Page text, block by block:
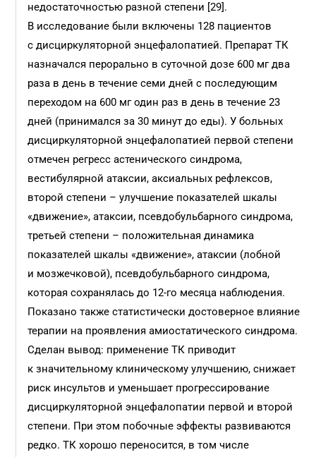
недостаточностью разной степени [29].
В исследование были включены 128 пациентов
с дисциркуляторной энцефалопатией. Препарат ТК
назначался перорально в суточной дозе 600 мг два
раза в день в течение семи дней с последующим
переходом на 600 мг один раз в день в течение 23
дней (принимался за 30 минут до еды). У больных
дисциркуляторной энцефалопатией первой степени
отмечен регресс астенического синдрома,
вестибулярной атаксии, аксиальных рефлексов,
второй степени – улучшение показателей шкалы
«движение», атаксии, псевдобульбарного синдрома,
третьей степени – положительная динамика
показателей шкалы «движение», атаксии (лобной
и мозжечковой), псевдобульбарного синдрома,
которая сохранялась до 12-го месяца наблюдения.
Показано также статистически достоверное влияние
терапии на проявления амиостатического синдрома.
Сделан вывод: применение ТК приводит
к значительному клиническому улучшению, снижает
риск инсультов и уменьшает прогрессирование
дисциркуляторной энцефалопатии первой и второй
степени. При этом побочные эффекты развиваются
редко. ТК хорошо переносится, в том числе